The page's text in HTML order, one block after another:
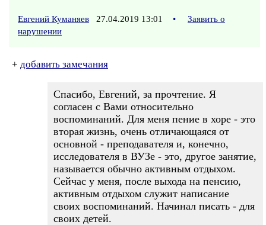
Евгений Куманяев 27.04.2019 13:01 •
Заявить о
нарушении
+ добавить замечания
Спасибо, Евгений, за прочтение. Я
согласен с Вами относительно
воспоминаний. Для меня пение в хоре - это
вторая жизнь, очень отличающаяся от
основной - преподавателя и, конечно,
исследователя в ВУЗе - это, другое занятие,
называется обычно активным отдыхом.
Сейчас у меня, после выхода на пенсию,
активным отдыхом служит написание
своих воспоминаний. Начинал писать - для
своих детей.